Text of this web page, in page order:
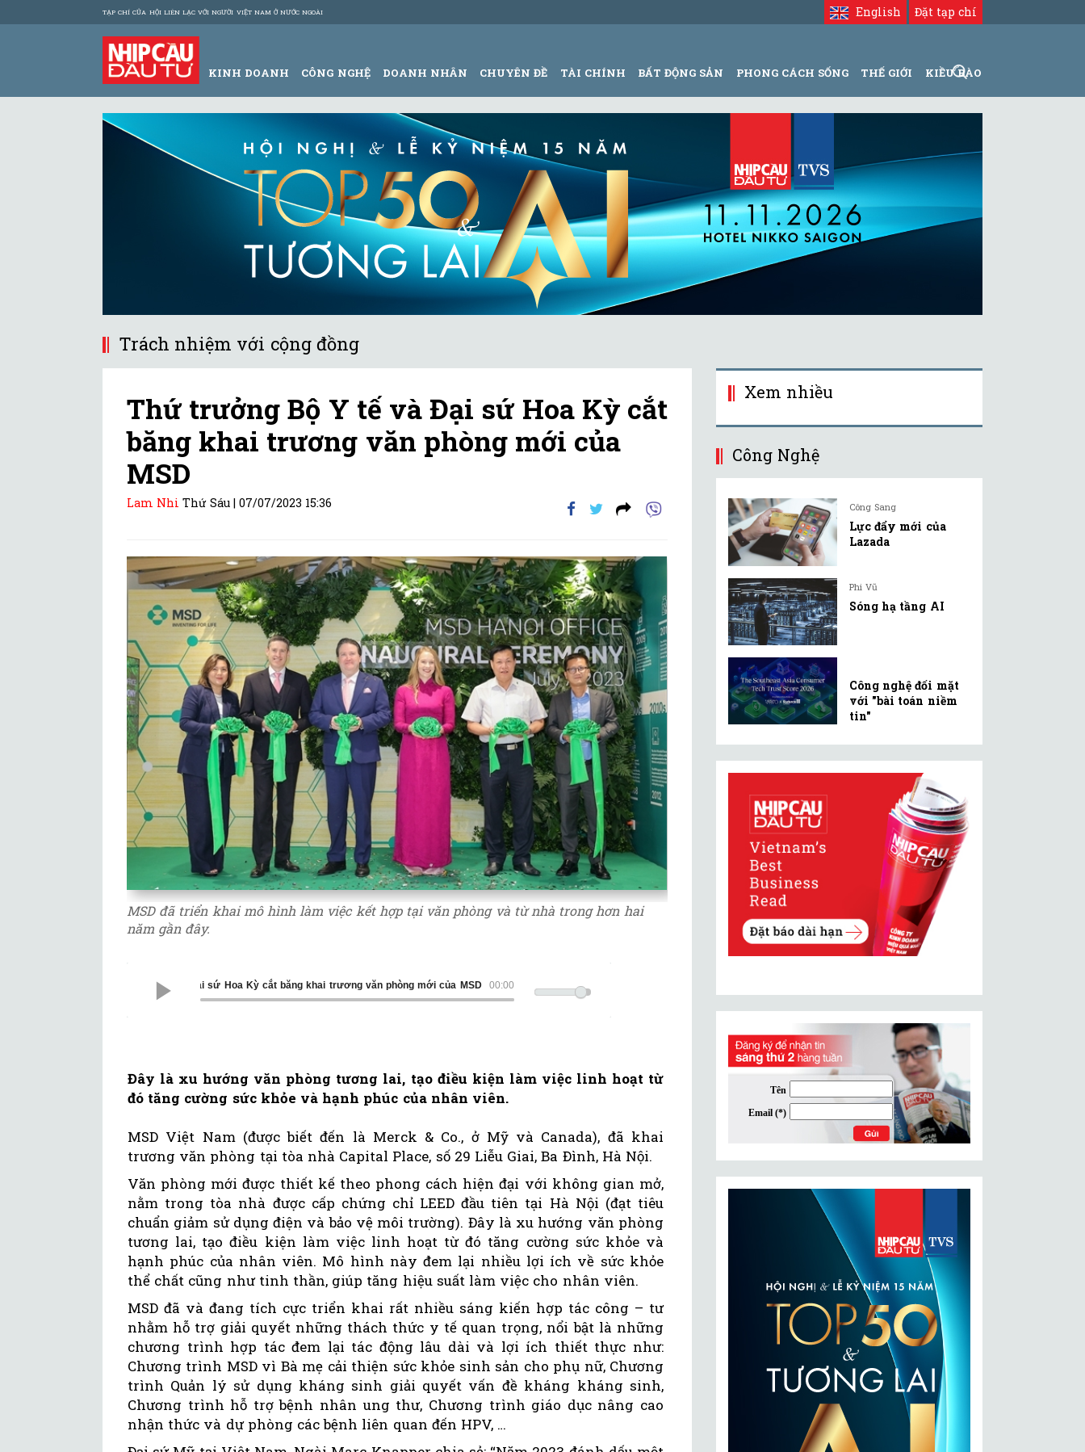
TẠP CHÍ CỦA HỘI LIÊN LẠC VỚI NGƯỜI VIỆT NAM Ở NƯỚC NGOÀI Đặt tạp chí
English
KINH DOANH CÔNG NGHỆ DOANH NHÂN CHUYÊN ĐỀ TÀI CHÍNH BẤT ĐỘNG SẢN PHONG CÁCH SỐNG THẾ GIỚI KIỀU BÀO
Trách nhiệm với cộng đồng
Thứ trưởng Bộ Y tế và Đại sứ Hoa Kỳ cắt
băng khai trương văn phòng mới của
MSD
Lam Nhi Thứ Sáu |07/07/2023 15:36
MSD đã triển khai mô hình làm việc kết hợp tại văn phòng và từ nhà trong hơn hai
năm gần đây.
00:00
Thứ trưởng Bộ Y tế và Đại sứ Hoa Kỳ cắt băng khai trương văn phòng mới của MSD
Đây là xu hướng văn phòng tương lai, tạo điều kiện làm việc linh hoạt từ
đó tăng cường sức khỏe và hạnh phúc của nhân viên.
MSD Việt Nam (được biết đến là Merck & Co., ở Mỹ và Canada), đã khai
trương văn phòng tại tòa nhà Capital Place, số 29 Liễu Giai, Ba Đình, Hà Nội.
Văn phòng mới được thiết kế theo phong cách hiện đại với không gian mở,
nằm trong tòa nhà được cấp chứng chỉ LEED đầu tiên tại Hà Nội (đạt tiêu
chuẩn giảm sử dụng điện và bảo vệ môi trường). Đây là xu hướng văn phòng
tương lai, tạo điều kiện làm việc linh hoạt từ đó tăng cường sức khỏe và
hạnh phúc của nhân viên. Mô hình này đem lại nhiều lợi ích về sức khỏe
thể chất cũng như tinh thần, giúp tăng hiệu suất làm việc cho nhân viên.
MSD đã và đang tích cực triển khai rất nhiều sáng kiến hợp tác công – tư
nhằm hỗ trợ giải quyết những thách thức y tế quan trọng, nổi bật là những
chương trình hợp tác đem lại tác động lâu dài và lợi ích thiết thực như:
Chương trình MSD vì Bà mẹ cải thiện sức khỏe sinh sản cho phụ nữ, Chương
trình Quản lý sử dụng kháng sinh giải quyết vấn đề kháng kháng sinh,
Chương trình hỗ trợ bệnh nhân ung thư, Chương trình giáo dục nâng cao
nhận thức và dự phòng các bệnh liên quan đến HPV, …
Xem nhiều
Công Nghệ
Công Sang
Lực đẩy mới của
Lazada
Phi Vũ
Sóng hạ tầng AI
Công nghệ đối mặt
với "bài toán niềm
tin"